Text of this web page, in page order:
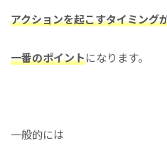
アクションを起こすタイミング
一番のポイントになります。
一般的には